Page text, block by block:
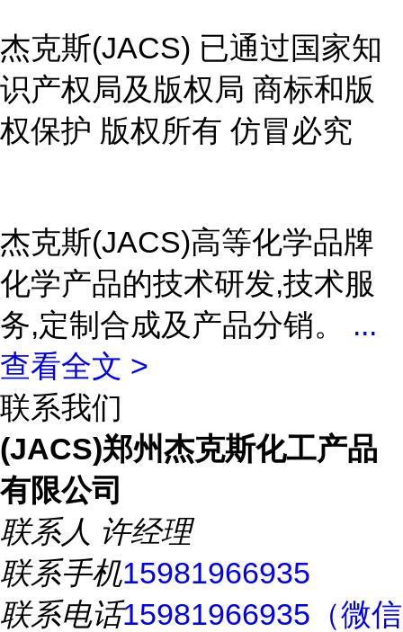
杰克斯(JACS) 已通过国家知
识产权局及版权局 商标和版
权保护 版权所有 仿冒必究
杰克斯(JACS)高等化学品牌
化学产品的技术研发,技术服
务,定制合成及产品分销。 ...
查看全文 >
联系我们
(JACS)郑州杰克斯化工产品
有限公司
联系人 许经理
联系手机15981966935
联系电话15981966935（微信